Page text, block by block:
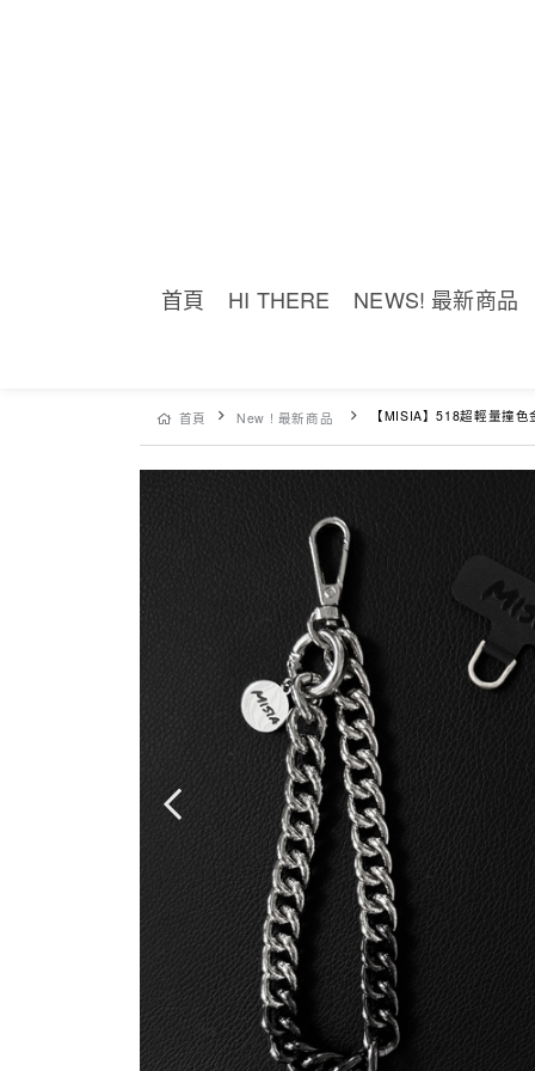
首頁 HI THERE NEWS! 最新商品
首頁 New ! 最新商品 【MISIA】518超輕量撞色金屬